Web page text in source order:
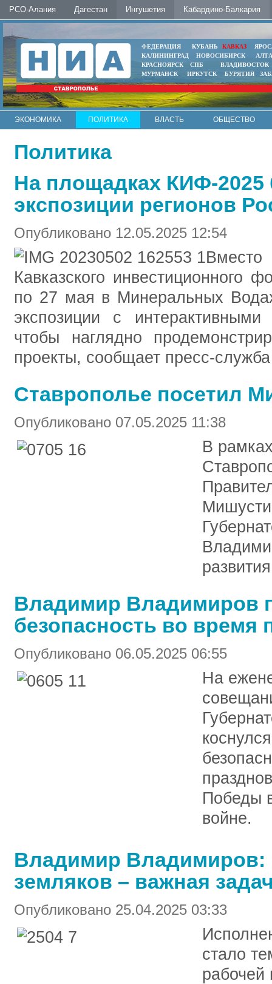
РСО-Алания Дагестан Ингушетия Кабардино-Балкария
ФЕДЕРАЦИЯ КУБАНЬ КАВКАЗ
КАЛИНИНГРАД
НОВОСИБИРСК
КРАСНОЯРСК
СПБ
ВЛАДИВОСТОК
МУРМАНСК
ИРКУТСК БУРЯТИЯ
ЭКОНОМИКА ПОЛИТИКА ВЛАСТЬ
ОБЩЕСТВО
Политика
На площадках КИФ-2025
экспозиции регионов
Опубликовано 12.05.2025 12:54
Кавказского инвестиционного
по 27 мая в Минеральных
экспозиции с
чтобы наглядно
проекты, сообщает пресс-
Ставрополье посетил
Опубликовано 07.05.2025 11:38
В
Владимир Владимиров
безопасность во время
Опубликовано 06.05.2025 06:55
На
Победы
войне.
Владимир Владимиров:
земляков – важная
Опубликовано 25.04.2025 03:33
стало
рабочей